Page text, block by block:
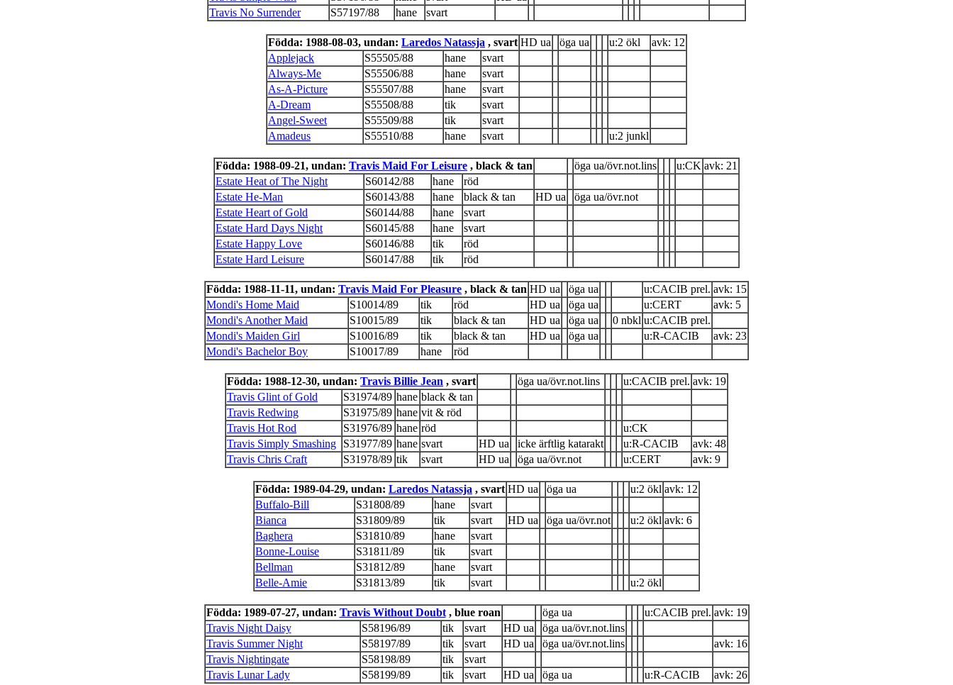
Travis No Surrender
S57197/88 hane svart
Födda: 1988-08-03, undan: Laredos Natassja , svart HD ua öga ua u:2 ökl
avk: 12
Applejack
S55505/88 hane
svart
Always-Me
S55506/88 hane
svart
As-A-Picture
S55507/88 hane
svart
A-Dream
S55508/88 tik
svart
Angel-Sweet
S55509/88 tik
svart
Amadeus
S55510/88 hane svart u:2 junkl
Födda: 1988-09-21, undan: Travis Maid For Leisure , black & tan öga ua/övr.not.lins u:CK avk: 21
Estate Heat of The Night
S60142/88 hane
röd
Estate He-Man
S60143/88 hane black & tan HD ua
öga ua/övr.not
Estate Heart of Gold
S60144/88 hane
svart
Estate Hard Days Night
S60145/88 hane
svart
Estate Happy Love
S60146/88 tik
röd
Estate Hard Leisure
S60147/88 tik röd
Födda: 1988-11-11, undan: Travis Maid For Pleasure , black & tan HD ua öga ua u:CACIB prel. avk: 15
Mondi's Home Maid
S10014/89 tik röd HD ua öga ua u:CERT
avk: 5
Mondi's Another Maid
S10015/89 tik black & tan HD ua öga ua 0 nbkl u:CACIB prel.
Mondi's Maiden Girl
S10016/89 tik black & tan HD ua öga ua u:R-CACIB
avk: 23
Mondi's Bachelor Boy
S10017/89 hane röd
Födda: 1988-12-30, undan: Travis Billie Jean , svart öga ua/övr.not.lins u:CACIB prel. avk: 19
Travis Glint of Gold
S31974/89 hane black & tan
Travis Redwing
S31975/89 hane vit & röd
Travis Hot Rod
S31976/89 hane röd
u:CK
Travis Simply Smashing
S31977/89 hane svart HD ua icke ärftlig katarakt u:R-CACIB
avk: 48
Travis Chris Craft
S31978/89 tik svart HD ua öga ua/övr.not u:CERT avk: 9
Födda: 1989-04-29, undan: Laredos Natassja , svart HD ua öga ua u:2 ökl avk: 12
Buffalo-Bill
S31808/89 hane
svart
Bianca
S31809/89 tik svart HD ua öga ua/övr.not u:2 ökl avk: 6
Baghera
S31810/89 hane
svart
Bonne-Louise
S31811/89 tik
svart
Bellman
S31812/89 hane
svart
Belle-Amie
S31813/89 tik svart u:2 ökl
Födda: 1989-07-27, undan: Travis Without Doubt, blue roan öga ua u:CACIB prel. avk: 19
Travis Night Daisy
S58196/89 tik svart HD ua
öga ua/övr.not.lins
Travis Summer Night
S58197/89 tik svart HD ua öga ua/övr.not.lins
avk: 16
Travis Nightingate
S58198/89 tik
svart
Travis Lunar Lady
S58199/89 tik svart HD ua öga ua u:R-CACIB avk: 26